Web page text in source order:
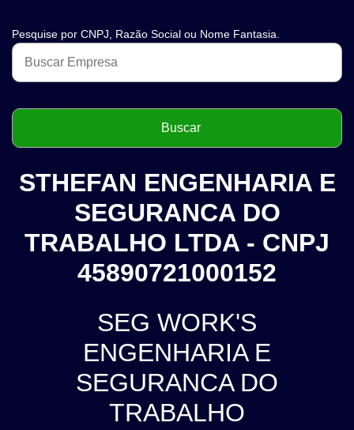
Pesquise por CNPJ, Razão Social ou Nome Fantasia.
STHEFAN ENGENHARIA E
SEGURANCA DO
TRABALHO LTDA - CNPJ
45890721000152
SEG WORK'S
ENGENHARIA E
SEGURANCA DO
TRABALHO